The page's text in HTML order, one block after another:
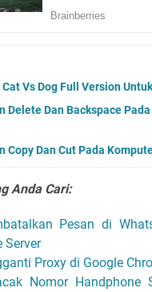
Vs Dog Full Version
Delete Dan Backspace
Copy Dan Cut Pada
Anda Cari:
Pesan di
Server
Proxy di Google
Nomor Handphone